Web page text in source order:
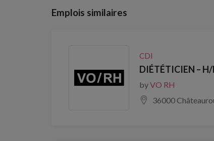
Emplois similaires
CDI
DIÉTÉTICIEN – H/
byVO RH
36000